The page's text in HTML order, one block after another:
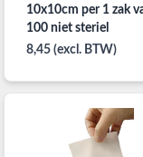
10x10cm per 1 zak
100 niet steriel
8,45 (excl. BTW)